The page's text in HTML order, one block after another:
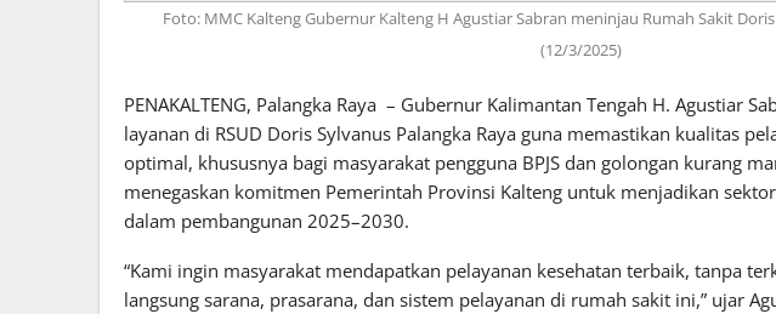
Foto: MMC Kalteng Gubernur Kalteng H Agustiar Sabran meninjau Rumah Sakit
(12/3/2025)
PENAKALTENG, Palangka Raya – Gubernur Kalimantan Tengah H. Agustiar
layanan di RSUD Doris Sylvanus Palangka Raya guna memastikan kualitas
optimal, khususnya bagi masyarakat pengguna BPJS dan golongan kurang
menegaskan komitmen Pemerintah Provinsi Kalteng untuk menjadikan
dalam pembangunan 2025–2030.
“Kami ingin masyarakat mendapatkan pelayanan kesehatan terbaik, tanpa
langsung sarana, prasarana, dan sistem pelayanan di rumah sakit ini,” ujar